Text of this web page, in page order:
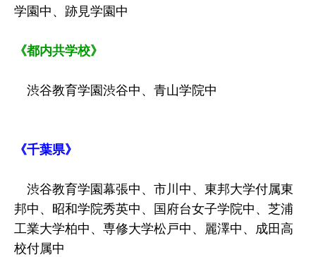
学園中、跡見学園中
《都内共学校》
渋谷教育学園渋谷中、青山学院中
《千葉県》
渋谷教育学園幕張中、市川中、東邦大学付属東
邦中、昭和学院秀英中、国府台女子学院中、芝浦
工業大学柏中、専修大学松戸中、麗澤中、成田高
校付属中